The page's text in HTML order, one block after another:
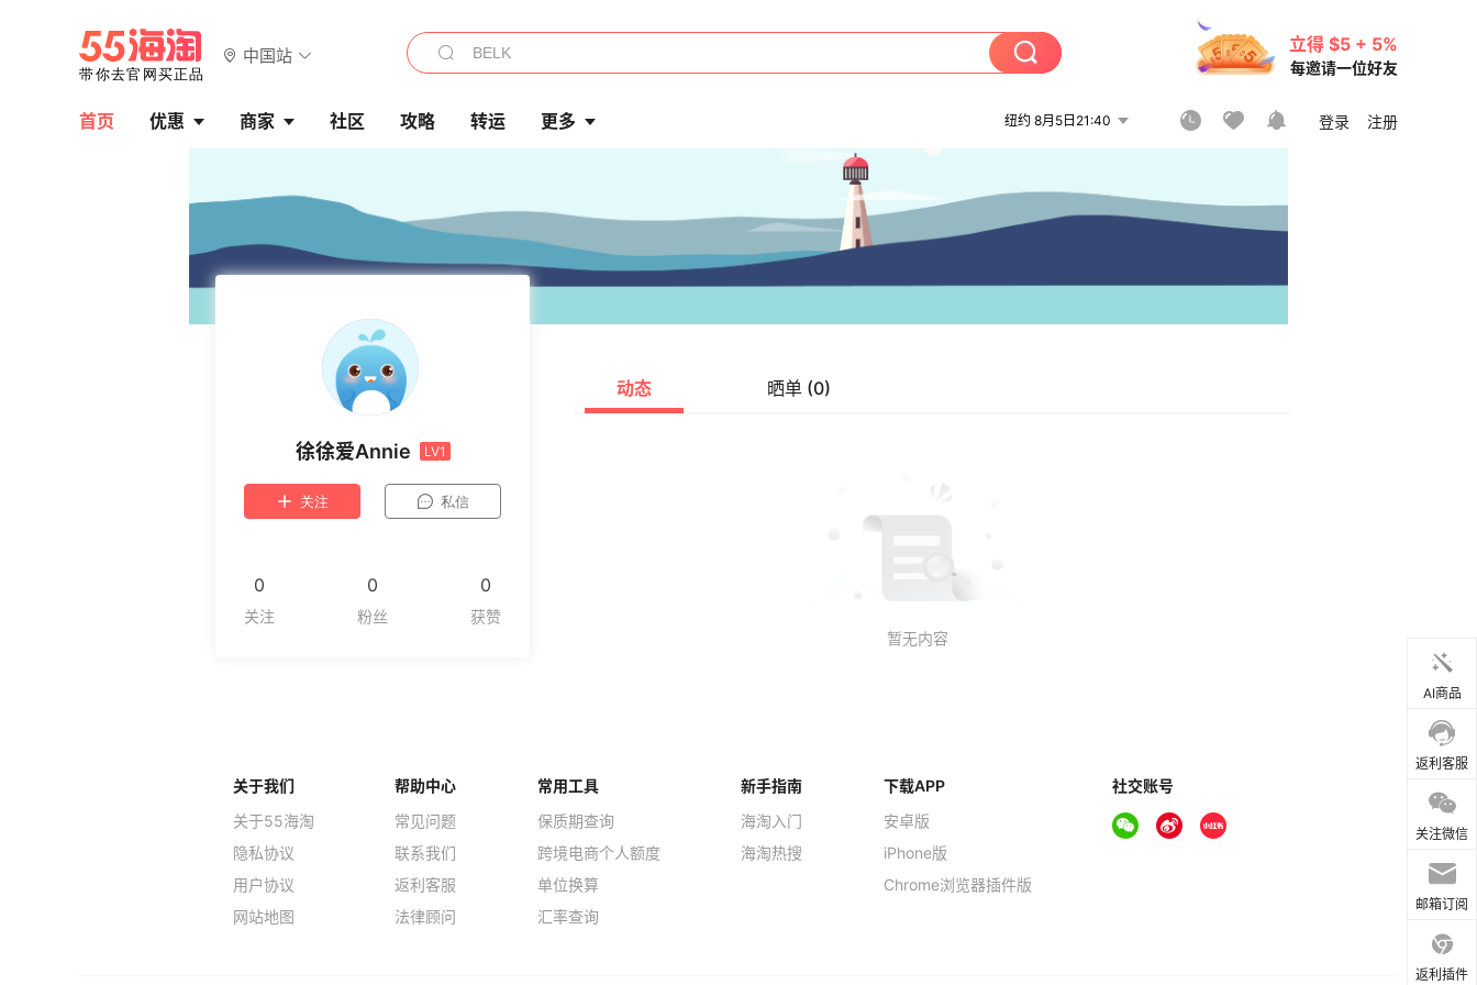
中国站
立得 $5 + 5%
每邀请一位好友
首页 优惠 商家 社区 攻略 转运 更多 纽约 8月5日21:40 登录 注册
徐徐爱Annie LV1
关注 私信
0 0 0
动态 晒单 (0)
AI商品
返利客服
关注微信
邮箱订阅
返利插件
关于我们
关于55海淘
隐私协议
用户协议
网站地图
帮助中心
常见问题
联系我们
返利客服
法律顾问
常用工具
保质期查询
跨境电商个人额度
单位换算
汇率查询
新手指南
海淘入门
海淘热搜
下载APP
安卓版
iPhone版
Chrome浏览器插件版
社交账号